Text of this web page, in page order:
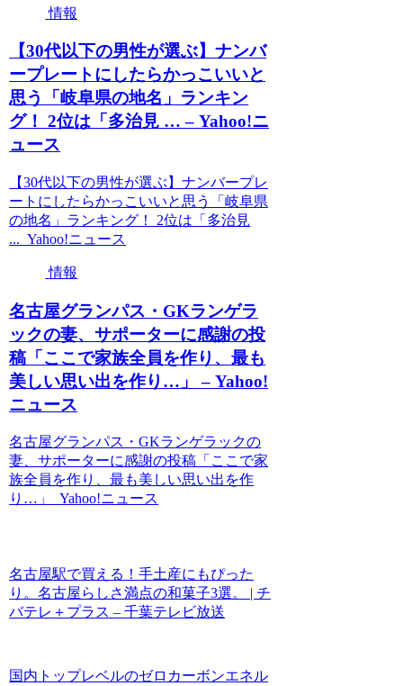
情報
【30代以下の男性が選ぶ】ナンバ
ープレートにしたらかっこいいと
思う「岐阜県の地名」ランキン
グ！ 2位は「多治見 … – Yahoo!ニ
ュース
【30代以下の男性が選ぶ】ナンバープレ
ートにしたらかっこいいと思う「岐阜県
の地名」ランキング！ 2位は「多治見
... Yahoo!ニュース
情報
名古屋グランパス・GKランゲラ
ックの妻、サポーターに感謝の投
稿「ここで家族全員を作り、最も
美しい思い出を作り…」 – Yahoo!
ニュース
名古屋グランパス・GKランゲラックの
妻、サポーターに感謝の投稿「ここで家
族全員を作り、最も美しい思い出を作
り…」 Yahoo!ニュース
名古屋駅で買える！手土産にもぴった
り。名古屋らしさ満点の和菓子3選。 | チ
バテレ＋プラス – 千葉テレビ放送
国内トップレベルのゼロカーボンエネル